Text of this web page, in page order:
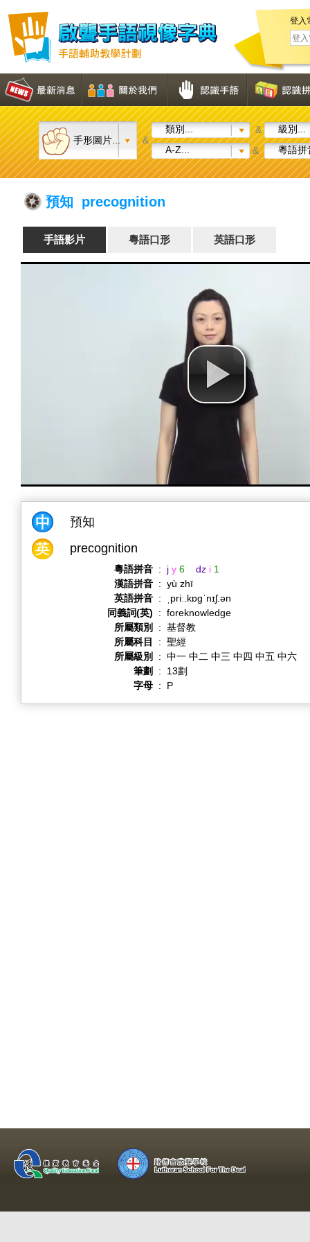
登入
手形圖片... &
類別... &
級別...
A-Z...
& 粵語拼
預知 precognition
手語影片 粵語口形 英語口形
預知
precognition
粵語拼音 : j y 6 dz i 1
漢語拼音 : yù zhī
英語拼音 :
ˌpriː.kɒɡˈnɪʃ.ən
同義詞(英)
: foreknowledge
所屬類別
: 基督教
所屬科目
: 聖經
所屬級別
: 中一 中二 中三 中四 中五 中六
筆劃
:
13劃
字母 : P